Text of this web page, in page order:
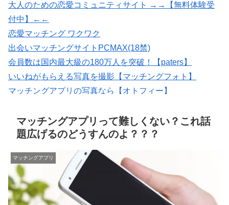
大人のための恋愛コミュニティサイト →→【無料体験受
付中】←←
恋愛マッチング ワクワク
出会いマッチングサイトPCMAX(18禁)
会員数は国内最大級の180万人を突破！【paters】
いいねがもらえる写真を撮影【マッチングフォト】
マッチングアプリの写真なら【オトフィー】
影サービス
マッチングアプリって難しくない？これ話
題広げるのどうすんのよ？？？
マッチングアプリ